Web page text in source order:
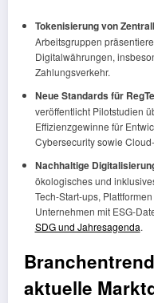
Tokenisierung von
Arbeitsgruppen
Digitalwährungen,
Zahlungsverkehr.
Neue Standards für
veröffentlicht Pilotstudien
Effizienzgewinne für
Cybersecurity sowie
Nachhaltige
ökologisches und
Tech-Start-ups,
Unternehmen mit ESG-
SDG und Jahresagenda.
aktuelle